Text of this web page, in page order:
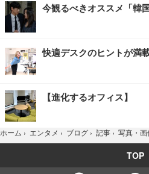
今観るべきオススメ「韓
快適デスクのヒントが満
【進化するオフィス】
ホーム › エンタメ › ブログ › 記事 › 写真・画
TOP